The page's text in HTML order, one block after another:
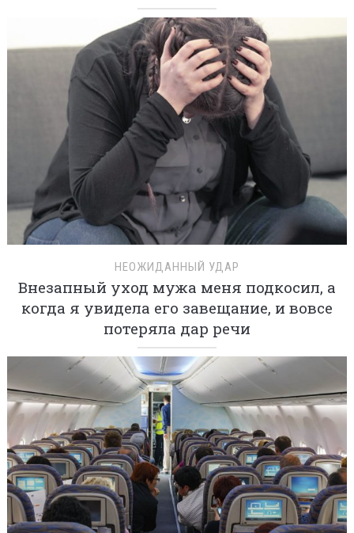
НЕОЖИДАННЫЙ УДАР
Внезапный уход мужа меня подкосил, а
когда я увидела его завещание, и вовсе
потеряла дар речи